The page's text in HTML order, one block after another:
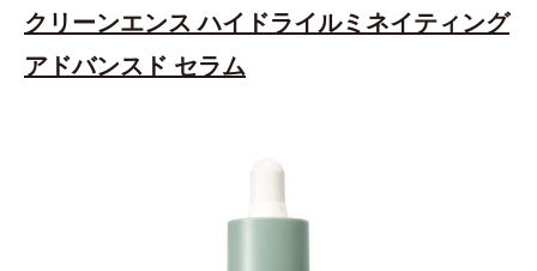
クリーンエンス ハイドライルミネイティング
アドバンスド セラム